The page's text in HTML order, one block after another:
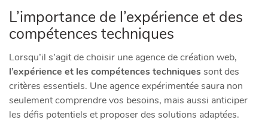
L’importance de l’expérience et des
compétences techniques
Lorsqu’il s’agit de choisir une agence de création web,
l’expérience et les compétences techniquessont des
critères essentiels. Une agence expérimentée saura non
seulement comprendre vos besoins, mais aussi anticiper
les défis potentiels et proposer des solutions adaptées.